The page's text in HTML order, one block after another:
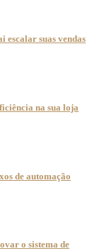
escalar suas vendas
na sua loja
de automação
o sistema de